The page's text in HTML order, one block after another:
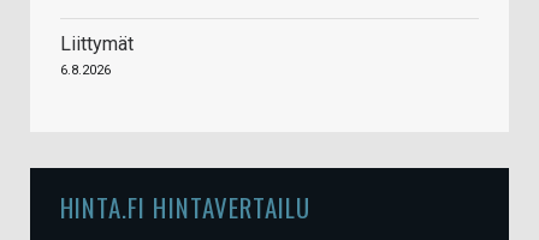
Liittymät
6.8.2026
HINTA.FI HINTAVERTAILU